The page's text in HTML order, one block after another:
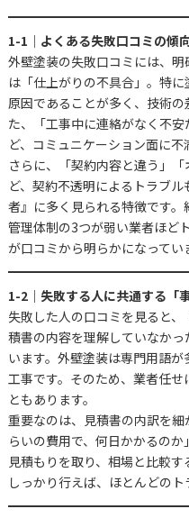
1-1｜よくある失敗口コミの傾
外壁塗装の失敗口コミには、
は「仕上がりの不具合」。特
原因であることが多く、技術
た、「工事中に連絡がなく不
ど、コミュニケーション面に不
さらに、「契約内容と違う」
ど、契約不透明によるトラブ
者』に多く見られる特徴です
管理体制の3つが弱い業者ほど
が口コミから明らかになってい
1-2｜失敗する人に共通する「
失敗した人の口コミを見ると
積書の内容を理解していなか
います。外壁塗装は専門用語
工事です。そのため、業者任
ともあります。
重要なのは、見積書の内訳を
らいの費用で、何日かかるの
見積もりを取り、相場と比較
しっかり行えば、ほとんどのト